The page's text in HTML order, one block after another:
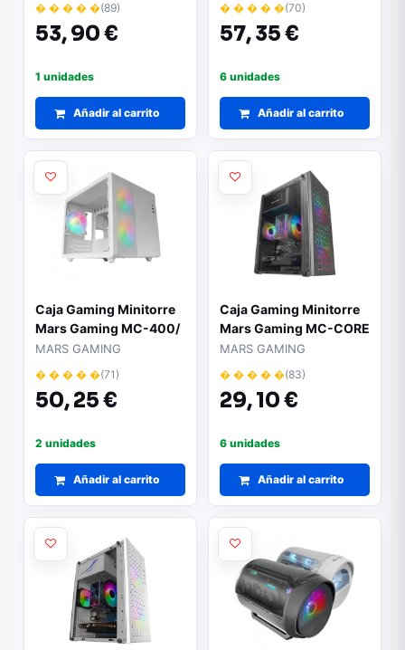
� � � � �(89)
53,90 €
1 unidades
Añadir al carrito
� � � � �(70)
57,35 €
6 unidades
Añadir al carrito
Caja Gaming Minitorre
Mars Gaming MC-400/
Blanca
MARS GAMING
� � � � �(71)
50,25 €
2 unidades
Añadir al carrito
Caja Gaming Minitorre
Mars Gaming MC-CORE
MARS GAMING
� � � � �(83)
29,10 €
6 unidades
Añadir al carrito